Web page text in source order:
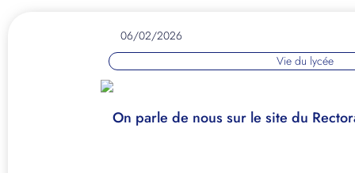
06/02/2026
Vie du lycée
On parle de nous sur le site du